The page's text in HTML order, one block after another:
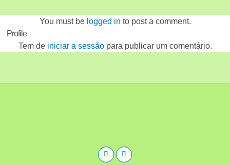
You must be logged in to post a comment.
Profile
Tem de iniciar a sessãopara publicar um comentário.